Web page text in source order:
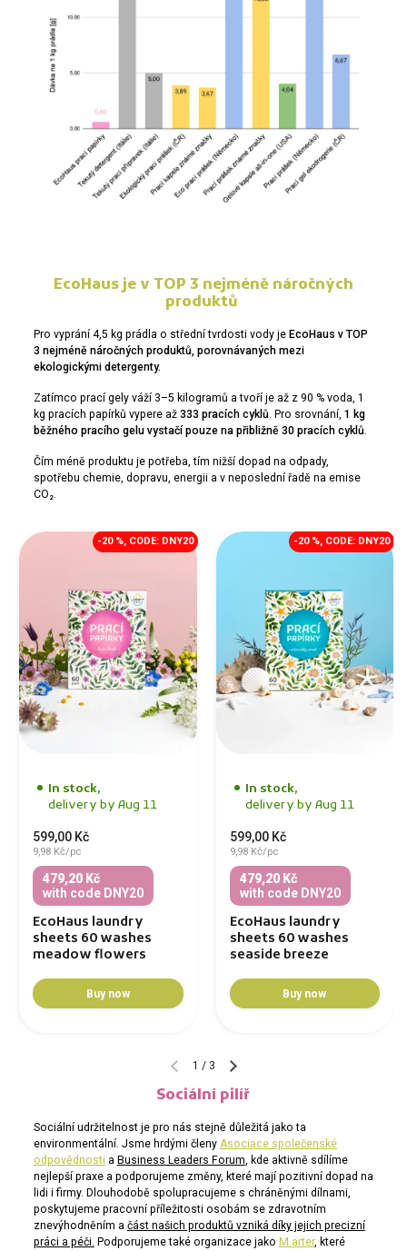
EcoHaus je v TOP 3 nejméně náročných
produktů
Pro vyprání 4,5 kg prádla o střední tvrdosti vody je EcoHaus v TOP
3 nejméně náročných produktů, porovnávaných mezi
ekologickými detergenty.
Zatímco prací gely váží 3–5 kilogramů a tvoří je až z 90 % voda, 1
kg pracích papírků vypere až 333 pracích cyklů. Pro srovnání, 1 kg
běžného pracího gelu vystačí pouze na přibližně 30 pracích cyklů.
Čím méně produktu je potřeba, tím nižší dopad na odpady,
spotřebu chemie, dopravu, energii a v neposlední řadě na emise
CO₂.
In stock,
delivery by Aug 11
599,00 Kč
9,98 Kč/pc
479,20 Kč
with code DNY20
EcoHaus laundry
sheets 60 washes
meadow flowers
Buy now
-20 %, CODE: DNY20
In stock,
delivery by Aug 11
599,00 Kč
9,98 Kč/pc
479,20 Kč
with code DNY20
EcoHaus laundry
sheets 60 washes
seaside breeze
Buy now
-20 %, CODE: DNY20
1 / 3
Sociální pilíř
Sociální udržitelnost je pro nás stejně důležitá jako ta
environmentální. Jsme hrdými členy Asociace společenské
odpovědnosti a Business Leaders Forum, kde aktivně sdílíme
nejlepší praxe a podporujeme změny, které mají pozitivní dopad na
lidi i firmy. Dlouhodobě spolupracujeme s chráněnými dílnami,
poskytujeme pracovní příležitosti osobám se zdravotním
znevýhodněním a část našich produktů vzniká díky jejich precizní
práci a péči. Podporujeme také organizace jako M.arter, které